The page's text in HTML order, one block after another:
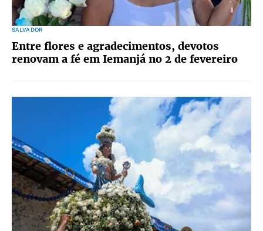
SALVADOR
Entre flores e agradecimentos, devotos
renovam a fé em Iemanjá no 2 de fevereiro